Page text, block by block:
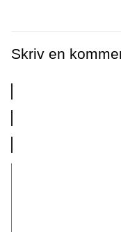
Skriv en